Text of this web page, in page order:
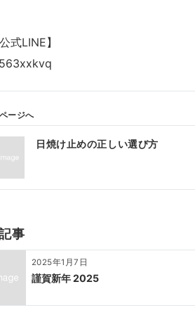
公式LINE】
ージへ
日焼け止めの正しい選び方
事
2025年1月7日
謹賀新年 2025